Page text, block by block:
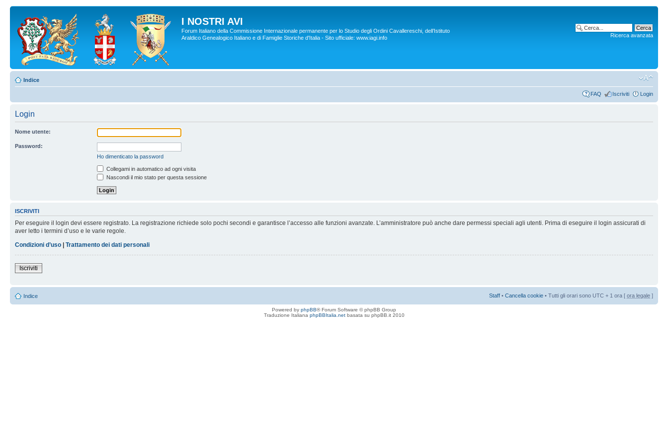
I NOSTRI AVI
Forum Italiano della Commissione Internazionale permanente per lo Studio degli Ordini Cavallereschi, dell’Istituto
Araldico Genealogico Italiano e di Famiglie Storiche d'Italia - Sito ufficiale: www.iagi.info
Ricerca avanzata
Indice
FAQ Iscriviti Login
Login
Nome utente:
Password:
Ho dimenticato la password
Collegami in automatico ad ogni visita
Nascondi il mio stato per questa sessione
ISCRIVITI
Per eseguire il login devi essere registrato. La registrazione richiede solo pochi secondi e garantisce l’accesso alle funzioni avanzate. L’amministratore può anche dare permessi speciali agli utenti. Prima di eseguire il login assicurati di
aver letto i termini d’uso e le varie regole.
Condizioni d’uso | Trattamento dei dati personali
Iscriviti
Indice Staff • Cancella cookie • Tutti gli orari sono UTC + 1 ora [ ora legale ]
Powered by phpBB® Forum Software © phpBB Group
Traduzione Italiana phpBBItalia.netbasata su phpBB.it 2010